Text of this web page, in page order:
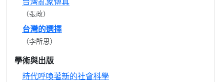
（張政）
台灣的選擇
（李所思）
學術與出版
時代呼喚著新的社會科學